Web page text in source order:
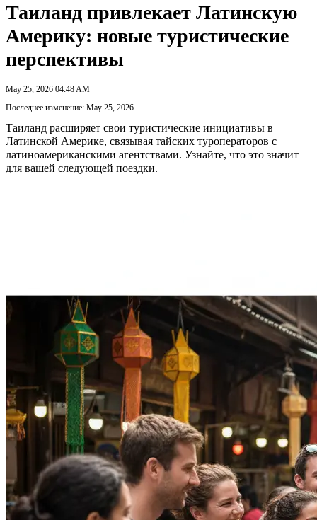
Таиланд привлекает Латинскую
Америку: новые туристические
перспективы
May 25, 2026 04:48 AM
Последнее изменение: May 25, 2026
Таиланд расширяет свои туристические инициативы в
Латинской Америке, связывая тайских туроператоров с
латиноамериканскими агентствами. Узнайте, что это значит
для вашей следующей поездки.